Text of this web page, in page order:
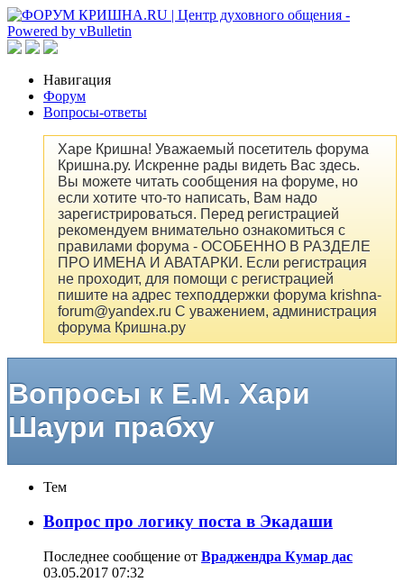
Навигация
Форум
Вопросы-ответы
Харе Кришна! Уважаемый посетитель форума
Кришна.ру. Искренне рады видеть Вас здесь.
Вы можете читать сообщения на форуме, но
если хотите что-то написать, Вам надо
зарегистрироваться. Перед регистрацией
рекомендуем внимательно ознакомиться с
правилами форума - ОСОБЕННО В РАЗДЕЛЕ
ПРО ИМЕНА И АВАТАРКИ. Если регистрация
не проходит, для помощи с регистрацией
пишите на адрес техподдержки форума krishna-
forum@yandex.ru С уважением, администрация
форума Кришна.ру
Вопросы к Е.М. Хари
Шаури прабху
Тем
Вопрос про логику поста в Экадаши
Последнее сообщение от Враджендра Кумар дас
03.05.2017 07:32